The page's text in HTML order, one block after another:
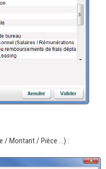
/ Montant / Pièce …) :